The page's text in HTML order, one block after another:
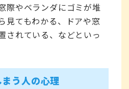
際やベランダにゴミが堆
見てもわかる、ドアや窓
されている、などといっ
う人の心理